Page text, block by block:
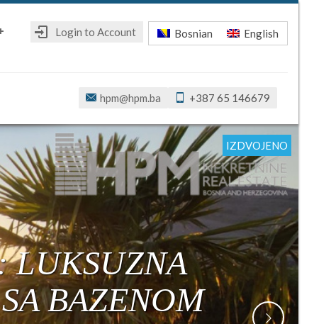
Bosnian English
Login to Account
+387 65 146679
hpm@hpm.ba
IZDVOJENO
IZDVOJENO
IZDVOJENO
IZDVOJENO
IZDVOJENO
IZDVOJENO
LUKSUZNA
BAZENOM